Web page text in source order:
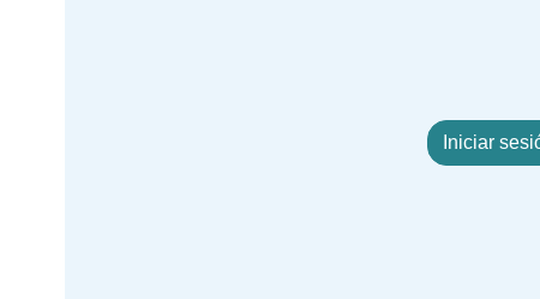
Iniciar